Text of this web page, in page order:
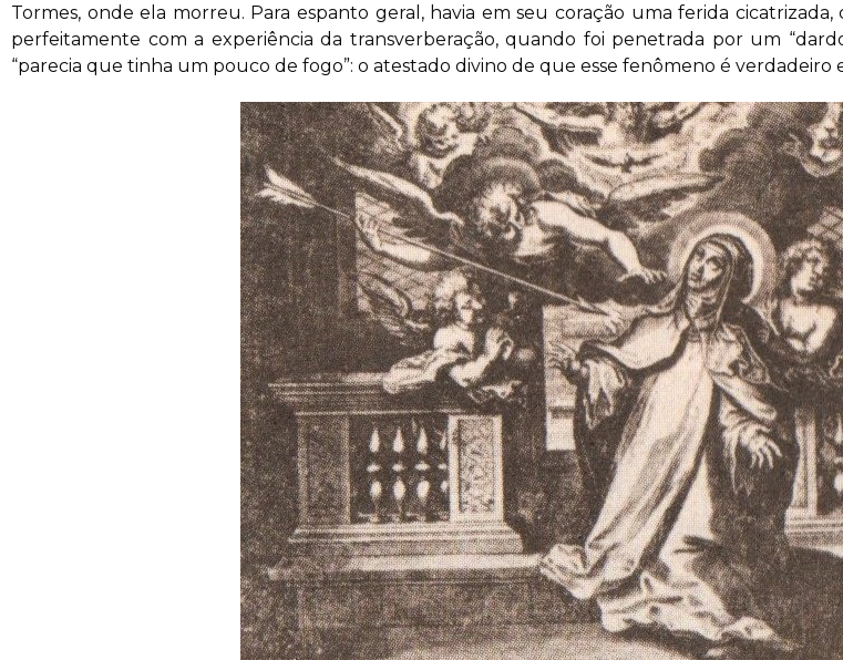
Tormes, onde ela morreu. Para espanto geral, havia em seu coração uma ferida
perfeitamente com a experiência da transverberação, quando foi penetrada por um
“parecia que tinha um pouco de fogo”: o atestado divino de que esse fenômeno é verdadeiro